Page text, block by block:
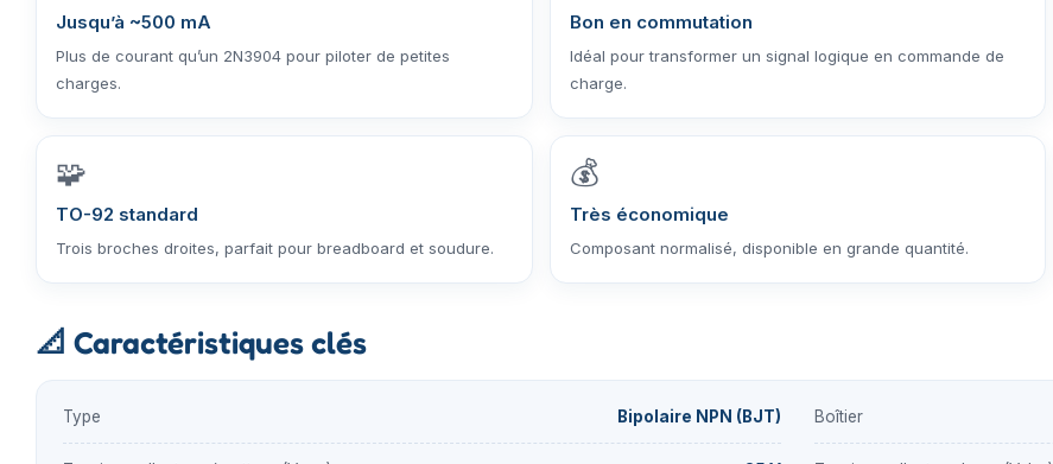
Jusqu’à ~500 mA
Plus de courant qu’un 2N3904 pour piloter de petites
charges.
Bon en commutation
Idéal pour transformer un signal logique en commande de
charge.
🧩
TO-92 standard
Trois broches droites, parfait pour breadboard et soudure.
💰
Très économique
Composant normalisé, disponible en grande quantité.
📐 Caractéristiques clés
Type Bipolaire NPN (BJT) Boîtier